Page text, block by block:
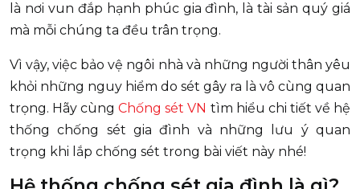
là nơi vun đắp hạnh phúc gia đình, là tài sản quý giá
mà mỗi chúng ta đều trân trọng.
Vì vậy, việc bảo vệ ngôi nhà và những người thân yêu
khỏi những nguy hiểm do sét gây ra là vô cùng quan
trọng. Hãy cùngChống sét VN tìm hiểu chi tiết về hệ
thống chống sét gia đình và những lưu ý quan
trọng khi lắp chống sét trong bài viết này nhé!